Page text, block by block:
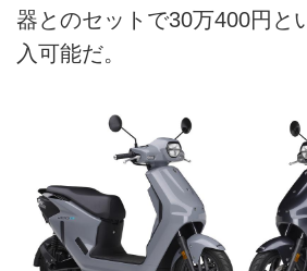
器とのセットで30万400円と
入可能だ。